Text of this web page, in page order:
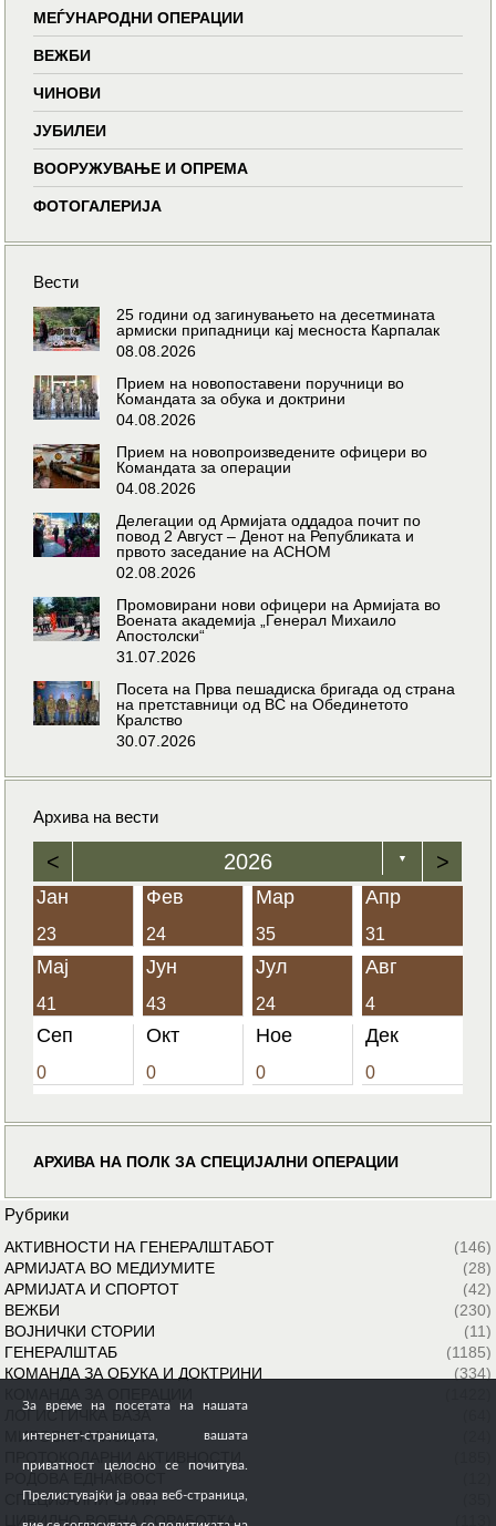
МЕЃУНАРОДНИ ОПЕРАЦИИ
ВЕЖБИ
ЧИНОВИ
ЈУБИЛЕИ
ВООРУЖУВАЊЕ И ОПРЕМА
ФОТОГАЛЕРИЈА
Вести
25 години од загинувањето на десетмината
армиски припадници кај месноста Карпалак
08.08.2026
Прием на новопоставени поручници во
Командата за обука и доктрини
04.08.2026
Прием на новопроизведените офицери во
Командата за операции
04.08.2026
Делегации од Армијата оддадоа почит по
повод 2 Август – Денот на Републиката и
првото заседание на АСНОМ
02.08.2026
Промовирани нови офицери на Армијата во
Воената академија „Генерал Михаило
Апостолски“
31.07.2026
Посета на Прва пешадиска бригада од страна
на претставници од ВС на Обединетото
Кралство
30.07.2026
Архива на вести
< 2026 ▼ >
Јан
23
Фев
24
Мар
35
Апр
31
Мај
41
Јун
43
Јул
24
Авг
4
Сеп
0
Окт
0
Ное
0
Дек
0
АРХИВА НА ПОЛК ЗА СПЕЦИЈАЛНИ ОПЕРАЦИИ
Рубрики
АКТИВНОСТИ НА ГЕНЕРАЛШТАБОТ
(146)
АРМИЈАТА ВО МЕДИУМИТЕ
(28)
АРМИЈАТА И СПОРТОТ
(42)
ВЕЖБИ
(230)
ВОЈНИЧКИ СТОРИИ
(11)
ГЕНЕРАЛШТАБ
(1185)
КОМАНДА ЗА ОБУКА И ДОКТРИНИ
(334)
ЛОГИСТИЧКА БАЗА
МИРОВНИ МИСИИ
СПЕЦИЈАЛНИ СИЛИ
ЦИВИЛНО ВОЕНА СОРАБОТКА
За време на посетата на нашата
интернет-страницата, вашата
приватност целосно се почитува.
Прелистувајќи ја оваа веб-страница,